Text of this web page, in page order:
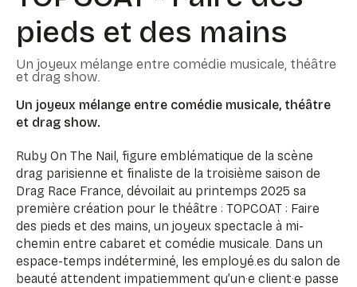
pieds et des mains
Un joyeux mélange entre comédie musicale, théâtre
et drag show.
Un joyeux mélange entre comédie musicale, théâtre
et drag show.
Ruby On The Nail, figure emblématique de la scène
drag parisienne et finaliste de la troisième saison de
Drag Race France, dévoilait au printemps 2025 sa
première création pour le théâtre : TOPCOAT : Faire
des pieds et des mains, un joyeux spectacle à mi-
chemin entre cabaret et comédie musicale. Dans un
espace-temps indéterminé, les employé.es du salon de
beauté attendent impatiemment qu’un·e client·e passe